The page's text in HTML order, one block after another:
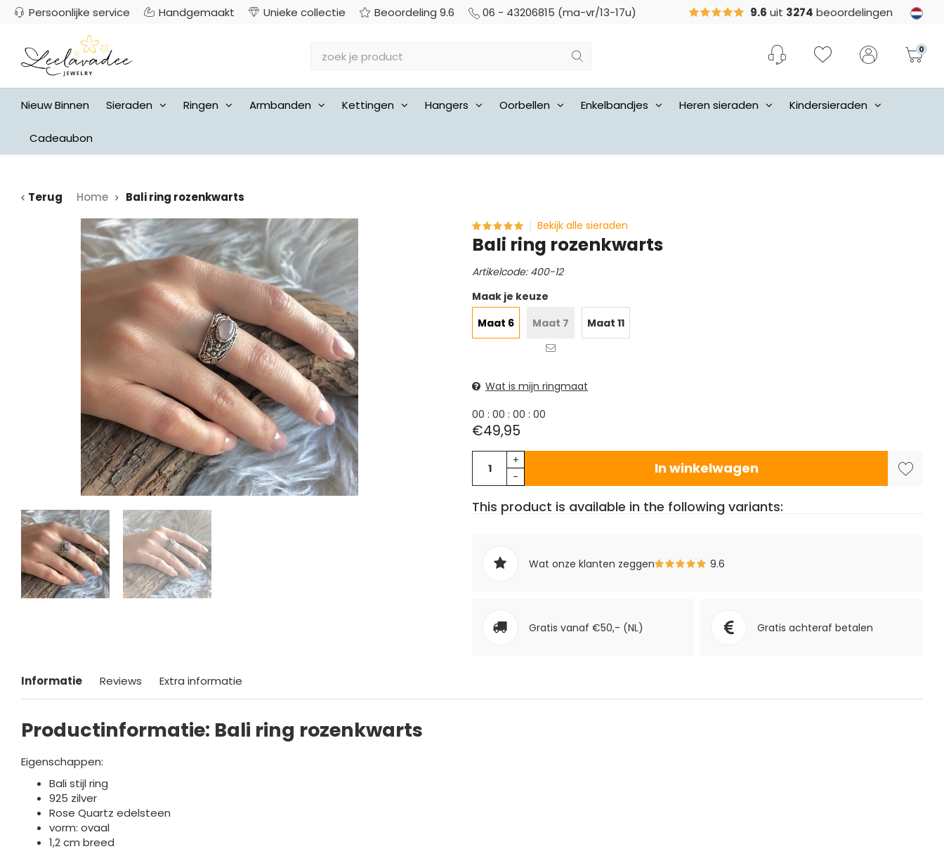
Persoonlijke service Handgemaakt Unieke collectie Beoordeling 9.6 06 - 43206815 (ma-vr/13-17u) 9.6 uit 3274 beoordelingen
0
Nieuw Binnen Sieraden Ringen Armbanden Kettingen Hangers Oorbellen Enkelbandjes Heren sieraden Kindersieraden
Cadeaubon
Terug Home Bali ring rozenkwarts
Bekijk alle sieraden
Bali ring rozenkwarts
Artikelcode: 400-12
Maak je keuze
Maat 6
Maat 7 Maat 11
Wat is mijn ringmaat
00 : 00 : 00 : 00
€49,95
+
-
In winkelwagen
This product is available in the following variants:
Wat onze klanten zeggen 9.6
Gratis vanaf €50,- (NL) Gratis achteraf betalen
Informatie Reviews Extra informatie
Productinformatie: Bali ring rozenkwarts
Eigenschappen:
Bali stijl ring
925 zilver
Rose Quartz edelsteen
vorm: ovaal
1,2 cm breed